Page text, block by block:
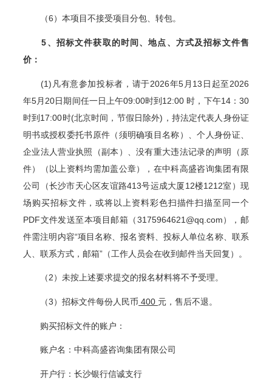
（6）本项目不接受项目分包、转包。
5、招标文件获取的时间、地点、方式及招标文件售
价：
(1) 凡有意参加投标者，请于2026年5月13日起至2026
年5月20日期间任一日上午09:00时到12:00 时，下午14：30
时到17:00时(北京时间，节假日除外)，持法定代表人身份证
明书或授权委托书原件（须明确项目名称）、个人身份证、
企业法人营业执照（副本）、没有重大违法记录的声明（原
件）（以上资料均需加盖公章），在中科高盛咨询集团有限
公司（长沙市天心区友谊路413号运成大厦12楼1212室）现
场购买招标文件，或将以上资料彩色扫描件扫描至同一个
PDF文件发送至本项目邮箱（3175964621@qq.com），邮
件需注明内容“项目名称、报名资料、投标人单位名称、联系
人、联系方式，邮箱”（工作人员会在收到邮件当天回复）。
（2）未按上述要求提交的报名材料将不予受理。
（3）招标文件每份人民币 400 元，售后不退。
购买招标文件的账户：
账户名：中科高盛咨询集团有限公司
开户行：长沙银行信诚支行